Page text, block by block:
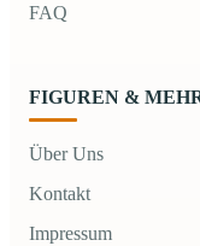
FAQ
FIGUREN &
Über Uns
Kontakt
Impressum